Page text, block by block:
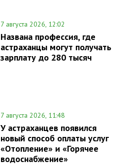
7 августа 2026, 12:02
Названа профессия, где
астраханцы могут получать
зарплату до 280 тысяч
7 августа 2026, 11:48
У астраханцев появился
новый способ оплаты услуг
«Отопление» и «Горячее
водоснабжение»